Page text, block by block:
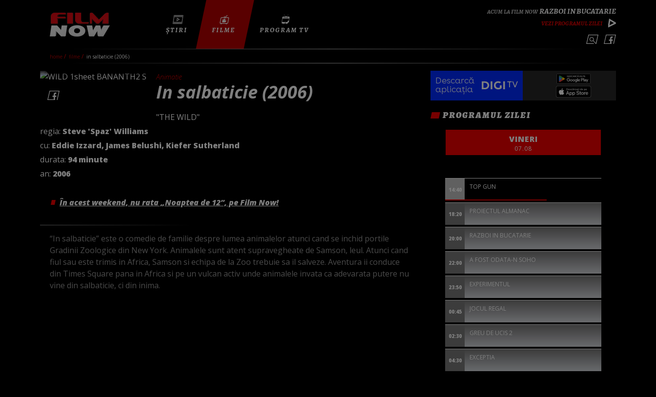
RAZBOI IN BUCATARIE
VEZI PROGRAMUL ZILEI
ȘTIRI FILME PROGRAM TV
home filme in salbaticie (2006)
Animatie
In salbaticie (2006)
"THE WILD"
regia: Steve 'Spaz' Williams
cu: Eddie Izzard, James Belushi, Kiefer Sutherland
durata: 94 minute
an: 2006
În acest weekend, nu rata „Noaptea de 12”, pe Film Now!
“In salbaticie” este o comedie de familie despre lumea animalelor atunci cand se inchid portile
Gradinii Zoologice din New York. Animalele sunt atent supravegheate de Samson, leul. Atunci cand
fiul sau este trimis in Africa, Samson si echipa de la Zoo trebuie sa il salveze. Aventura ii conduce
din Times Square pana in Africa si pe un vulcan activ unde animalele invata ca adevarata putere nu
vine din salbaticie, ci din inima.
Descarcă
aplicația
PROGRAMUL ZILEI
VINERI
07.08
14:40 TOP GUN
18:20 PROIECTUL ALMANAC
20:00 RAZBOI IN BUCATARIE
22:00 A FOST ODATA-N SOHO
23:50 EXPERIMENTUL
00:45 JOCUL REGAL
02:30 GREU DE UCIS 2
04:30 EXCEPTIA